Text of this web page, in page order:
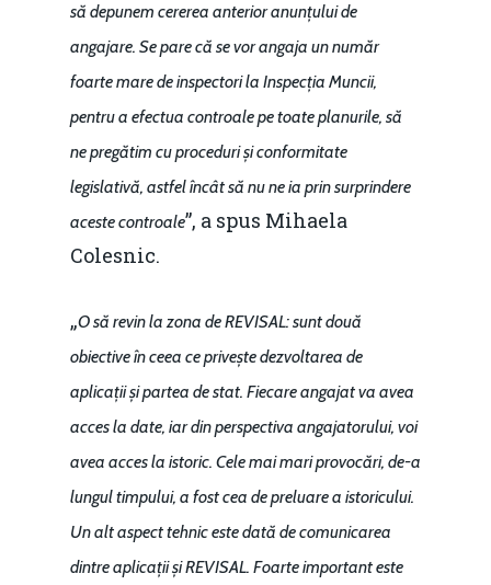
să depunem cererea anterior anunțului de
angajare. Se pare că se vor angaja un număr
foarte mare de inspectori la Inspecția Muncii,
pentru a efectua controale pe toate planurile, să
ne pregătim cu proceduri și conformitate
legislativă, astfel încât să nu ne ia prin surprindere
aceste controale”, a spus Mihaela
Colesnic.
„O să revin la zona de REVISAL: sunt două
obiective în ceea ce privește dezvoltarea de
aplicații și partea de stat. Fiecare angajat va avea
acces la date, iar din perspectiva angajatorului, voi
avea acces la istoric. Cele mai mari provocări, de-a
lungul timpului, a fost cea de preluare a istoricului.
Un alt aspect tehnic este dată de comunicarea
dintre aplicații și REVISAL. Foarte important este